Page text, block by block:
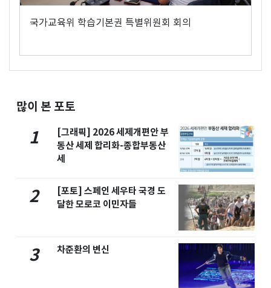
국가교육위 학습기본권 특별위원회 회의
많이 본 포토
1
[그래픽] 2026 세제개편안 부
동산 세제 합리화-종합부동산
세
2
[포토] 스페인 세우타 국경 도
달한 모로코 이민자들
3 차준환의 변신